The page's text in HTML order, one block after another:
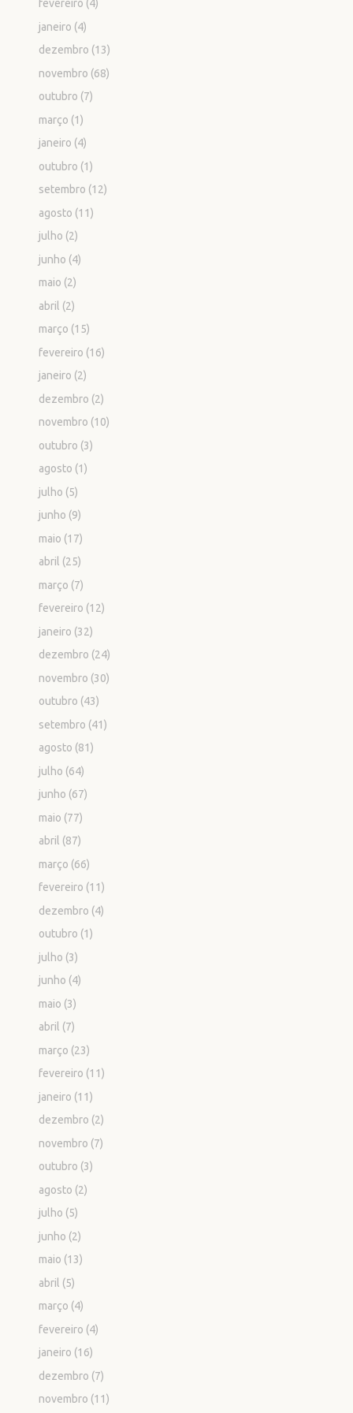
fevereiro (4)
janeiro (4)
dezembro (13)
novembro (68)
outubro (7)
março (1)
janeiro (4)
outubro (1)
setembro (12)
agosto (11)
julho (2)
junho (4)
maio (2)
abril (2)
março (15)
fevereiro (16)
janeiro (2)
dezembro (2)
novembro (10)
outubro (3)
agosto (1)
julho (5)
junho (9)
maio (17)
abril (25)
março (7)
fevereiro (12)
janeiro (32)
dezembro (24)
novembro (30)
outubro (43)
setembro (41)
agosto (81)
julho (64)
junho (67)
maio (77)
abril (87)
março (66)
fevereiro (11)
dezembro (4)
outubro (1)
julho (3)
junho (4)
maio (3)
abril (7)
março (23)
fevereiro (11)
janeiro (11)
dezembro (2)
novembro (7)
outubro (3)
agosto (2)
julho (5)
junho (2)
maio (13)
abril (5)
março (4)
fevereiro (4)
janeiro (16)
dezembro (7)
novembro (11)